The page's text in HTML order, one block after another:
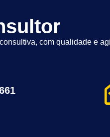
com qualidade e